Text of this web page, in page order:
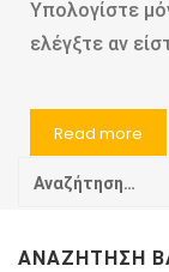
Υπολογίστε
ελέγξτε αν
Read more
ΑΝΑΖΉΤΗΣΗ